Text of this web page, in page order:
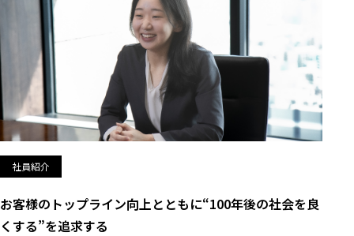
社員紹介
お客様のトップライン向上とともに“100年後の社会を良
くする”を追求する